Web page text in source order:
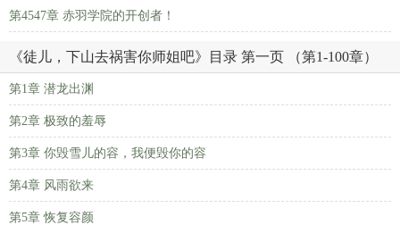
第4547章 赤羽学院的开创者！
《徒儿，下山去祸害你师姐吧》目录 第一页 （第1-100章）
第1章 潜龙出渊
第2章 极致的羞辱
第3章 你毁雪儿的容，我便毁你的容
第4章 风雨欲来
第5章 恢复容颜